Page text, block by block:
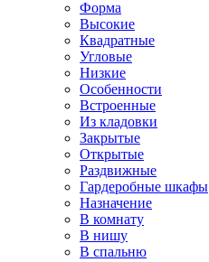
Форма
Высокие
Квадратные
Угловые
Низкие
Особенности
Встроенные
Из кладовки
Закрытые
Открытые
Раздвижные
Гардеробные шкафы
Назначение
В комнату
В нишу
В спальню